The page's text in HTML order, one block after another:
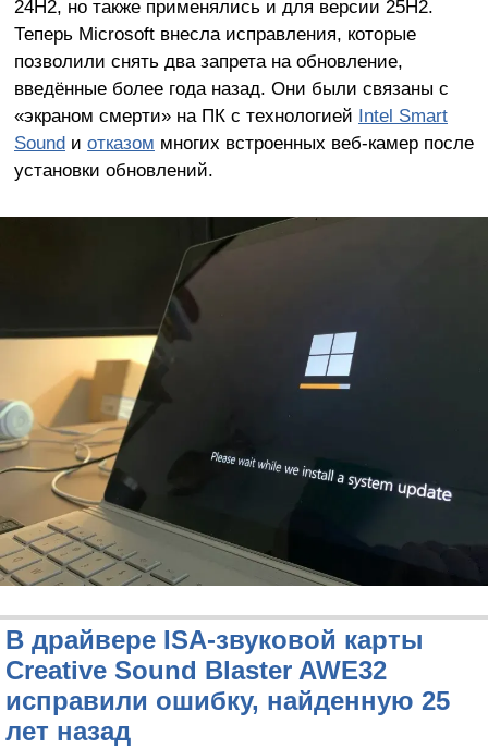
24H2, но также применялись и для версии 25H2.
Теперь Microsoft внесла исправления, которые
позволили снять два запрета на обновление,
введённые более года назад. Они были связаны с
«экраном смерти» на ПК с технологией Intel Smart
Soundи отказом многих встроенных веб-камер после
установки обновлений.
В драйвере ISA-звуковой карты
Creative Sound Blaster AWE32
исправили ошибку, найденную 25
лет назад